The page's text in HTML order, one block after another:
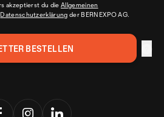
akzeptierst du dieAllgemeinen
Datenschutzerklärung der BERNEXPO AG.